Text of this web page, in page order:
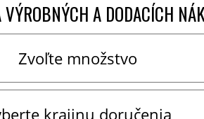
A DODACÍCH